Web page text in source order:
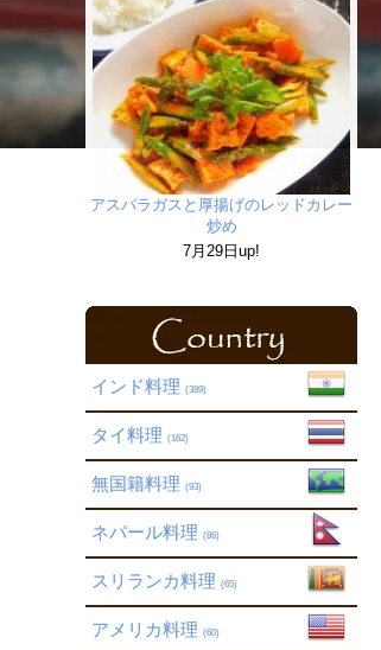
アスパラガスと厚揚げのレッドカレー
炒め
7月29日up!
インド料理 (389)
タイ料理 (162)
無国籍料理 (93)
ネパール料理 (86)
スリランカ料理 (65)
アメリカ料理 (60)